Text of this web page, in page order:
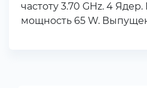
частоту 3.70 GHz. 4
мощность 65 W.